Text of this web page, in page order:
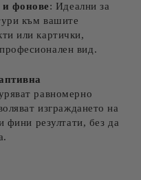
и фонове: Идеални за
към вашите
или картички,
вид.
равномерно
изграждането на
фини резултати, без да